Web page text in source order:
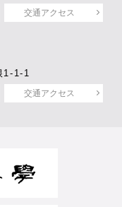
交通アクセス
1-1-1
交通アクセス